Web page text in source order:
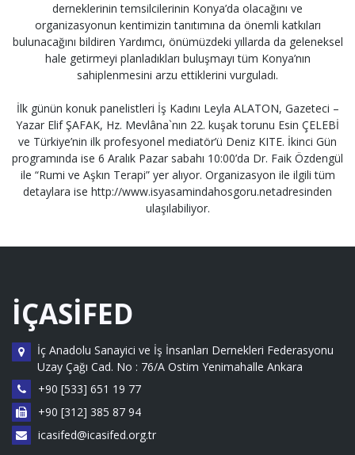
derneklerinin temsilcilerinin Konya’da olacağını ve
organizasyonun kentimizin tanıtımına da önemli katkıları
bulunacağını bildiren Yardımcı, önümüzdeki yıllarda da geleneksel
hale getirmeyi planladıkları buluşmayı tüm Konya’nın
sahiplenmesini arzu ettiklerini vurguladı.
İlk günün konuk panelistleri İş Kadını Leyla ALATON, Gazeteci –
Yazar Elif ŞAFAK, Hz. Mevlâna`nın 22. kuşak torunu Esin ÇELEBİ
ve Türkiye’nin ilk profesyonel mediatör’ü Deniz KITE. İkinci Gün
programında ise 6 Aralık Pazar sabahı 10:00’da Dr. Faik Özdengül
ile “Rumi ve Aşkın Terapi” yer alıyor. Organizasyon ile ilgili tüm
detaylara ise http://www.isyasamindahosgoru.netadresinden
ulaşılabiliyor.
İÇASİFED
İç Anadolu Sanayici ve İş İnsanları Dernekleri Federasyonu
Uzay Çağı Cad. No : 76/A Ostim Yenimahalle Ankara
+90 [533] 651 19 77
+90 [312] 385 87 94
icasifed@icasifed.org.tr